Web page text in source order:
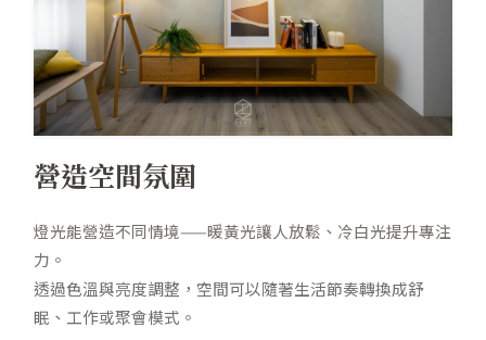
營造空間氛圍
燈光能營造不同情境——暖黃光讓人放鬆、冷白光提升專注
力。
透過色溫與亮度調整，空間可以隨著生活節奏轉換成舒
眠、工作或聚會模式。